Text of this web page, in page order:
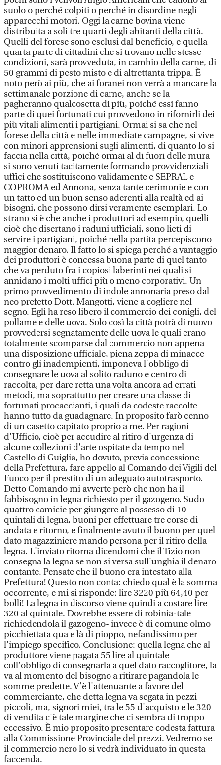
suolo o perché colpiti o perché in disordine negli
apparecchi motori. Oggi la carne bovina viene
distribuita a soli tre quarti degli abitanti della città.
Quelli del forese sono esclusi dal beneficio, e quella
quarta parte di cittadini che si trovano nelle stesse
condizioni, sarà provveduta, in cambio della carne, di
50 grammi di pesto misto e di altrettanta trippa. È
noto però ai più, che ai foranei non verrà a mancare la
settimanale porzione di carne, anche se la
pagheranno qualcosetta di più, poiché essi fanno
parte di quei fortunati cui provvedono in rifornirli dei
più vitali alimenti i partigiani. Ormai si sa che nel
forese della città e nelle immediate campagne, si vive
con minori apprensioni sugli alimenti, di quanto lo si
faccia nella città, poiché ormai al di fuori delle mura
si sono venuti tacitamente formando provvidenziali
uffici che sostituiscono validamente e SEPRAL e
COPROMA ed Annona, senza tante cerimonie e con
un tatto ed un buon senso aderenti alla realtà ed ai
bisogni, che possono dirsi veramente esemplari. Lo
strano si è che anche i produttori ad esempio, quelli
cioè che disertano i raduni ufficiali, sono lieti di
servire i partigiani, poiché nella partita percepiscono
maggior denaro. Il fatto lo si spiega perché a vantaggio
dei produttori è concessa buona parte di quel tanto
che va perduto fra i copiosi laberinti nei quali si
annidano i molti uffici più o meno corporativi. Un
primo provvedimento di indole annonaria preso dal
neo prefetto Dott. Mangotti, viene a cogliere nel
segno. Egli ha reso libero il commercio dei conigli, del
pollame e delle uova. Solo così la città potrà di nuovo
provvedersi segnatamente delle uova le quali erano
totalmente scomparse dal commercio non appena
una disposizione ufficiale, piena zeppa di minacce
contro gli inadempienti, imponeva l'obbligo di
consegnare le uova al solito raduno e centro di
raccolta, per dare retta una volta ancora ad errati
metodi, ma soprattutto per creare una classe di
fortunati procaccianti, i quali da codeste raccolte
hanno tutto da guadagnare. In proposito farò cenno
di un casetto capitato proprio a me. Per ragioni
d'Ufficio, cioè per accudire al ritiro d'urgenza di
alcune collezioni d'arte ospitate da tempo nel
Castello di Guiglia, ho dovuto, previa concessione
della Prefettura, fare appello al Comando dei Vigili del
Fuoco per il prestito di un adeguato autotrasporto.
Detto Comando mi avverte però che non ha il
fabbisogno in legna richiesto per il gazogeno. Sudo
quattro camicie per giungere al possesso di 10
quintali di legna, buoni per effettuare tre corse di
andata e ritorno, e finalmente avuto il buono per quel
dato magazziniere mando persona per il ritiro della
legna. L'inviato ritorna dicendomi che il Tizio non
consegna la legna se non si versa sull'unghia il denaro
contante. Pensate che il buono era intestato alla
Prefettura! Questo non conta: chiedo qual è la somma
occorrente, e mi si risponde: lire 3220 più 64,40 per
bolli! La legna in discorso viene quindi a costare lire
320 al quintale. Dovrebbe essere di robinia-tale
richiedendola il gazogeno- invece è di comune olmo
picchiettata qua e là di pioppo, nefandissimo per
l'impiego specifico. Conclusione: quella legna che al
produttore viene pagata 55 lire al quintale
coll'obbligo di consegnarla a quel dato raccoglitore, la
va al momento del bisogno a ritirare pagandola le
somme predette. V’è l'attenuante a favore del
commerciante, che detta legna va segata in pezzi
piccoli, ma, signori miei, tra le 55 d'acquisto e le 320
di vendita c'è tale margine che ci sembra di troppo
eccessivo. È mio proposito presentare codesta fattura
alla Commissione Provinciale del prezzi. Vedremo se
il commercio nero lo si vedrà individuato in questa
faccenda.